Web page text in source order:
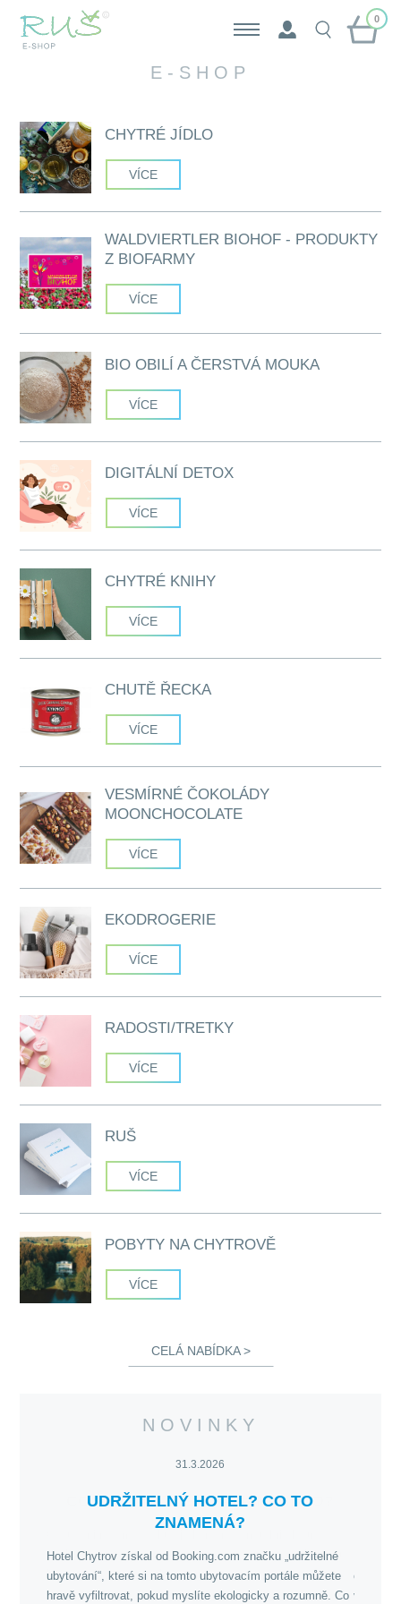
0
E-SHOP
CHYTRÉ JÍDLO
VÍCE
WALDVIERTLER BIOHOF - PRODUKTY
Z BIOFARMY
VÍCE
BIO OBILÍ A ČERSTVÁ MOUKA
VÍCE
DIGITÁLNÍ DETOX
VÍCE
CHYTRÉ KNIHY
VÍCE
CHUTĚ ŘECKA
VÍCE
VESMÍRNÉ ČOKOLÁDY
MOONCHOCOLATE
VÍCE
EKODROGERIE
VÍCE
RADOSTI/TRETKY
VÍCE
RUŠ
VÍCE
POBYTY NA CHYTROVĚ
VÍCE
CELÁ NABÍDKA >
NOVINKY
31.3.2026
UDRŽITELNÝ HOTEL? CO TO
ZNAMENÁ?
Hotel Chytrov získal od Booking.com značku „udržitelné
ubytování“, které si na tomto ubytovacím portále můžete
hravě vyfiltrovat, pokud myslíte ekologicky a rozumně. Co
opravdu
vyrábějí